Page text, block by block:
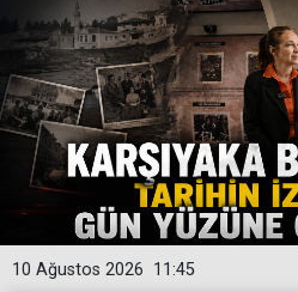
11:45
10 Ağustos 2026